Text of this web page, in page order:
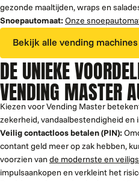
gezonde maaltijden, wraps en
Snoepautomaat: Onze
Bekijk alle vending machines
DE UNIEKE
VENDING MASTER
Kiezen voor Vending Master
zekerheid, vandaalbestendigheid en
Veilig contactloos betalen (PIN):
contant geld meer op zak hebben,
voorzien van de modernste en
impulsaankopen en verkleint het